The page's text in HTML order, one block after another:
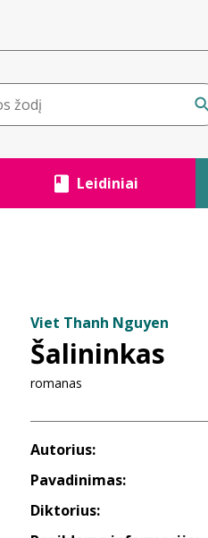
Leidiniai
Viet Thanh Nguyen
Šalininkas
romanas
Autorius:
Pavadinimas:
Diktorius: